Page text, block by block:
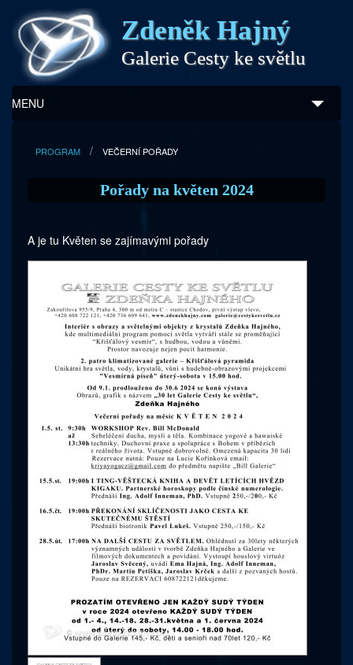
Zdeněk Hajný
Galerie Cesty ke světlu
MENU
Galerie
Program
Doprovodný prodej
PROGRAM VEČERNÍ POŘADY
Pořady na květen 2024
A je tu Květen se zajímavými pořady